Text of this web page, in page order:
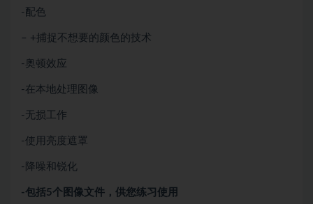
-配色
– +捕捉不想要的颜色的技术
-奥顿效应
-在本地处理图像
-无损工作
-使用亮度遮罩
-降噪和锐化
-包括5个图像文件，供您练习使用